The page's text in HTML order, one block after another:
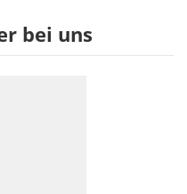
bei uns